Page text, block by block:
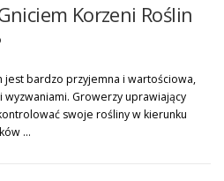
Korzeni Roślin
jest bardzo przyjemna i wartościowa,
Growerzy uprawiający
swoje rośliny w kierunku
…